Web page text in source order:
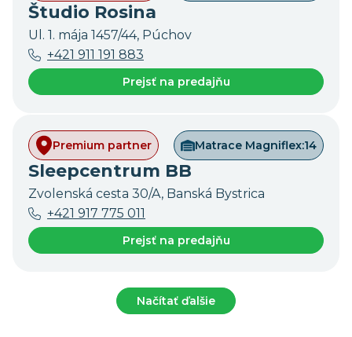
Študio Rosina
Ul. 1. mája 1457/44, Púchov
+421 911 191 883
Prejsť na predajňu
Premium partner Matrace Magniflex:14
Sleepcentrum BB
Zvolenská cesta 30/A, Banská Bystrica
+421 917 775 011
Prejsť na predajňu
Načítať ďalšie